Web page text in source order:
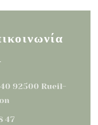
92500 Rueil-
47